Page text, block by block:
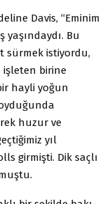
Davis, “Eminim
yaşındaydı. Bu
sür­mek istiyordu,
işleten birine
hayli yoğun
huzur ve
yıl
girmişti. Dik saçlı